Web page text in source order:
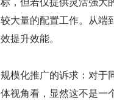
较大量的配置工作。从端
效提升效能。
规模化推广的诉求：对于
体视角看，显然这不是一